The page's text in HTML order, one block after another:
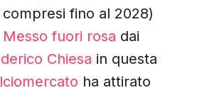
fino al 2028)
Messo fuori rosa dai
Chiesa in questa
ha attirato